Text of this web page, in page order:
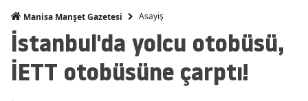
Manisa Manşet Gazetesi Asayiş
İstanbul'da yolcu otobüsü,
İETT otobüsüne çarptı!